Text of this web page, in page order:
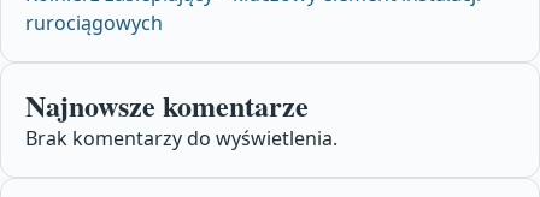
rurociągowych
Najnowsze komentarze
Brak komentarzy do wyświetlenia.